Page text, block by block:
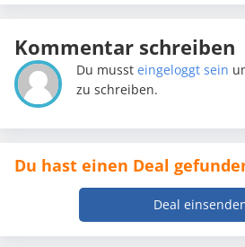
Kommentar schreiben
Du mussteingeloggt sein
zu schreiben.
Du hast einen Deal
Deal